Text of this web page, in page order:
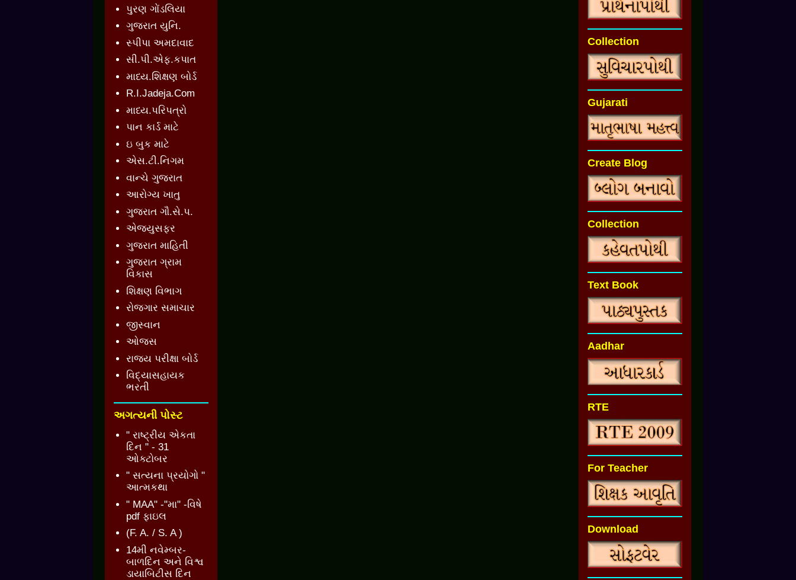
પુરણ ગોંડલિયા
ગુજરાત યુનિ.
સ્પીપા અમદાવાદ
સી.પી.એફ.કપાત
માધ્ય.શિક્ષણ બોર્ડ
R.I.Jadeja.Com
માધ્ય.પરિપત્રો
પાન કાર્ડ માટે
ઇ બુક માટે
એસ.ટી.નિગમ
વાન્ચે ગુજરાત
આરોગ્ય ખાતુ
ગુજરાત ગૌ.સે.પ.
એજ્યુસફર
ગુજરાત માહિતી
ગુજરાત ગ્રામ
વિકાસ
શિક્ષણ વિભાગ
રોજગાર સમાચાર
જીસ્વાન
ઓજસ
રાજ્ય પરીક્ષા બોર્ડ
વિદ્યાસહાયક
ભરતી
અગત્યની પોસ્ટ
" રાષ્ટ્રીય એકતા
દિન " - 31
ઓક્ટોબર
" સત્યના પ્રયોગો "
આત્મકથા
" MAA" -"મા" -વિષે
pdf ફાઇલ
(F. A. / S. A )
14મી નવેમ્બર-
બાળદિન અને વિશ્વ
ડાયાબિટીસ દિન
Collection
Gujarati
Create Blog
Collection
Text Book
Aadhar
RTE
For Teacher
Download